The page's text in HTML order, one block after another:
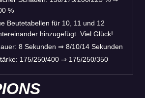
%
Beutetabellen für 10, 11 und 12
hinzugefügt. Viel Glück!
8 Sekunden ⇒ 8/10/14 Sekunden
175/250/400 ⇒ 175/250/350